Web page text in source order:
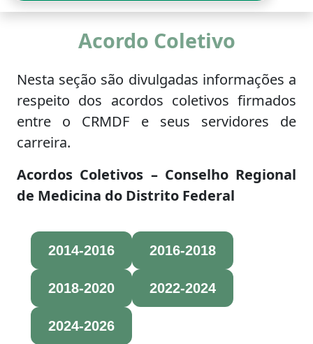
Acordo Coletivo
Nesta seção são divulgadas informações a
respeito dos acordos coletivos firmados
entre o CRMDF e seus servidores de
carreira.
Acordos Coletivos – Conselho Regional
de Medicina do Distrito Federal
2014-2016 2016-2018
2018-2020 2022-2024
2024-2026